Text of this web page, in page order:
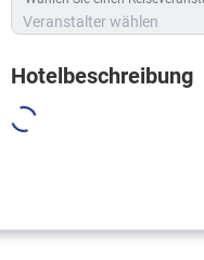
Veranstalter wählen
Hotelbeschreibung